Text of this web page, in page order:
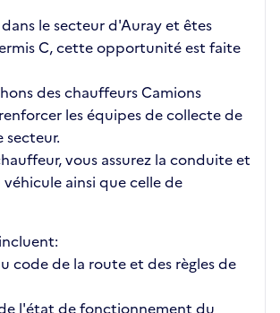
le secteur d'Auray et êtes
C, cette opportunité est faite
des chauffeurs Camions
les équipes de collecte de
secteur.
vous assurez la conduite et
ainsi que celle de
code de la route et des règles de
l'état de fonctionnement du